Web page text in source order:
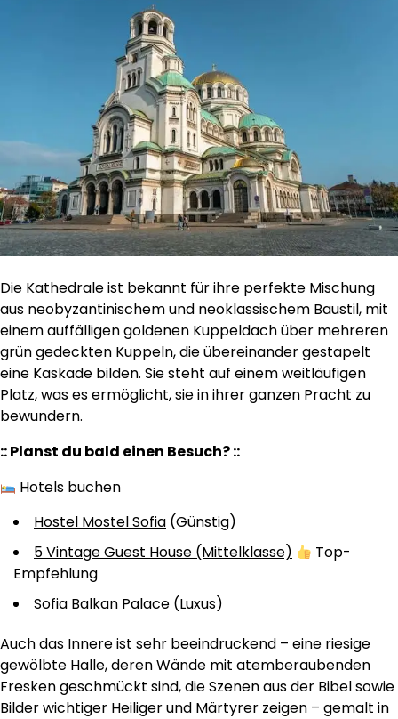
Die Kathedrale ist bekannt für ihre perfekte Mischung
aus neobyzantinischem und neoklassischem Baustil, mit
einem auffälligen goldenen Kuppeldach über mehreren
grün gedeckten Kuppeln, die übereinander gestapelt
eine Kaskade bilden. Sie steht auf einem weitläufigen
Platz, was es ermöglicht, sie in ihrer ganzen Pracht zu
bewundern.
:: Planst du bald einen Besuch? ::
Hotels buchen
Hostel Mostel Sofia (Günstig)
5 Vintage Guest House (Mittelklasse)
Top-
Empfehlung
Sofia Balkan Palace (Luxus)
Auch das Innere ist sehr beeindruckend – eine riesige
gewölbte Halle, deren Wände mit atemberaubenden
Fresken geschmückt sind, die Szenen aus der Bibel sowie
Bilder wichtiger Heiliger und Märtyrer zeigen – gemalt in